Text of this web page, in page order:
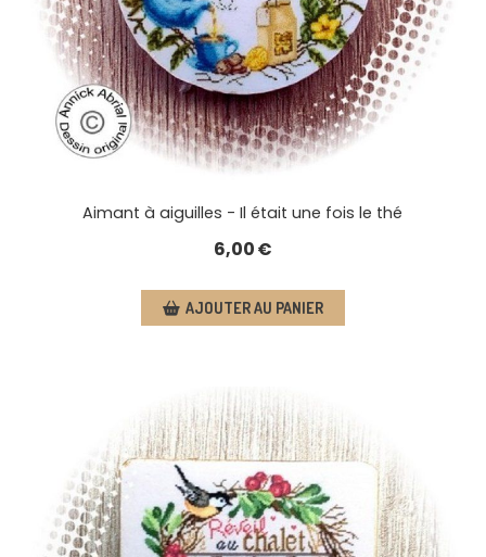
Aimant à aiguilles - Il était une fois le thé
6,00€
AJOUTER AU PANIER